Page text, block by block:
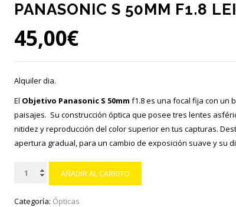
PANASONIC S 50MM F1.8
45,00€
Alquiler dia.
El Objetivo Panasonic S 50mm f1.8 es una focal fija con un
paisajes. Su construcción óptica que posee tres lentes
nitidez y reproducción del color superior en tus capturas.
apertura gradual, para un cambio de exposición suave y su
PANASONIC
50MM
AÑADIR AL CARRITO
Categoría: Ópticas